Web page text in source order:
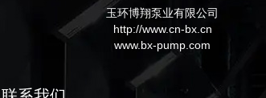
玉环博翔泵业有限公司
http://www.cn-bx.cn
www.bx-pump.com